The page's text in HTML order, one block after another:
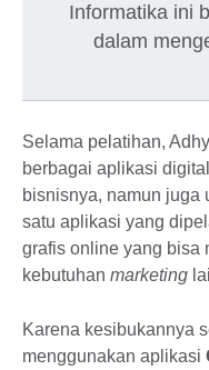
Informatika ini
dalam
Selama pelatihan,
berbagai aplikasi
bisnisnya, namun juga
satu aplikasi yang
grafis online yang bisa
kebutuhan marketing
Karena kesibukannya
menggunakan aplikasi